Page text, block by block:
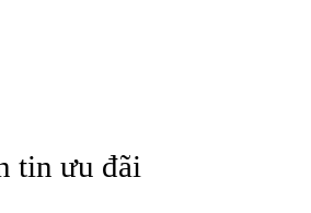
tin ưu đãi